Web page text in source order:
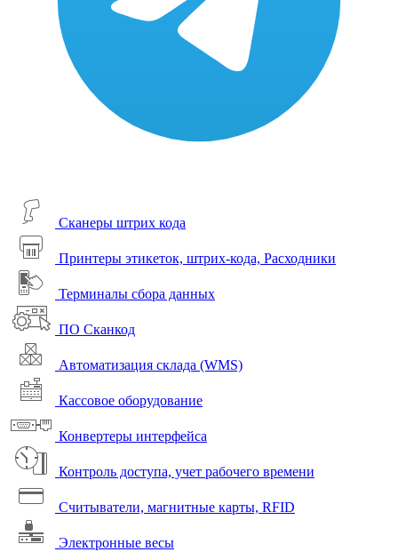
Сканеры штрих кода
Принтеры этикеток, штрих-кода, Расходники
Терминалы сбора данных
ПО Сканкод
Автоматизация склада (WMS)
Кассовое оборудование
Конвертеры интерфейса
Контроль доступа, учет рабочего времени
Считыватели, магнитные карты, RFID
Электронные весы